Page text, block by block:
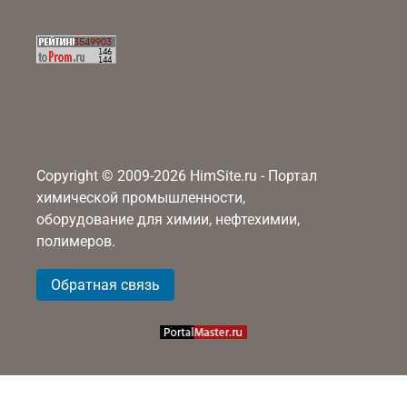
Copyright © 2009-2026 HimSite.ru - Портал
химической промышленности,
оборудование для химии, нефтехимии,
полимеров.
Обратная связь